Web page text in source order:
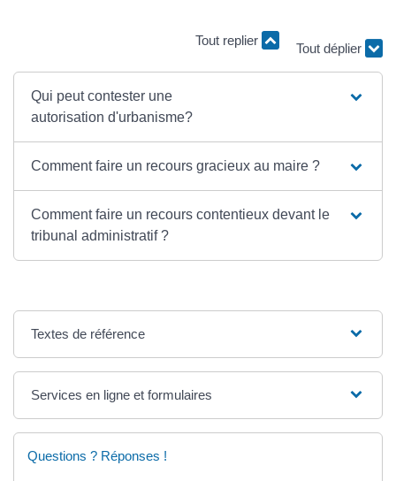
Tout replier
Tout déplier
Qui peut contester une
autorisation d'urbanisme?
Comment faire un recours gracieux au maire ?
Comment faire un recours contentieux devant le
tribunal administratif ?
Textes de référence
Services en ligne et formulaires
Questions ? Réponses !